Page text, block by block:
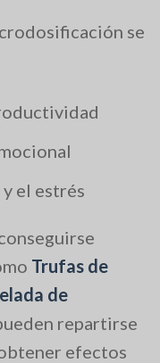
se
el estrés
Trufas de
de
repartirse
efectos